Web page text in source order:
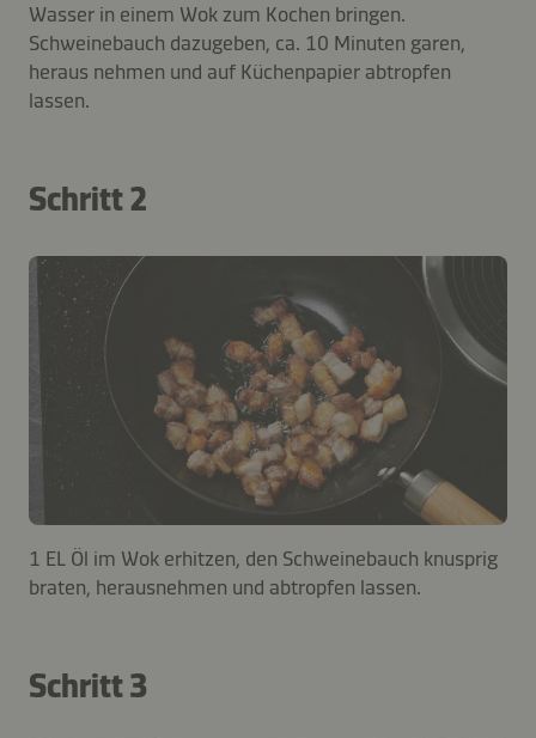
Wasser in einem Wok zum Kochen bringen.
Schweinebauch dazugeben, ca. 10 Minuten garen,
heraus nehmen und auf Küchenpapier abtropfen
lassen.
Schritt 2
1 EL Öl im Wok erhitzen, den Schweinebauch knusprig
braten, herausnehmen und abtropfen lassen.
Schritt 3